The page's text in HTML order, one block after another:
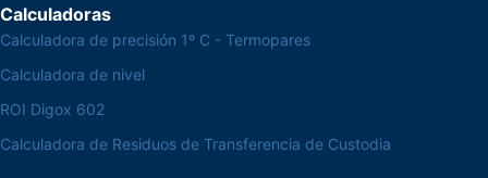
Calculadoras
Calculadora de precisión 1º C - Termopares
Calculadora de nivel
ROI Digox 602
Calculadora de Residuos de Transferencia de Custodia